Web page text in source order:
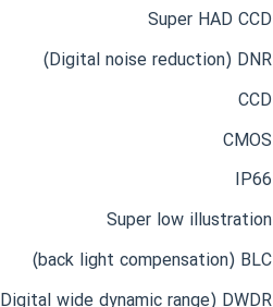
Super HAD CCD
Digital noise reduction) DNR)
CCD
CMOS
IP66
Super low illustration
back light compensation) BLC)
Digital wide dynamic range) DWDR)